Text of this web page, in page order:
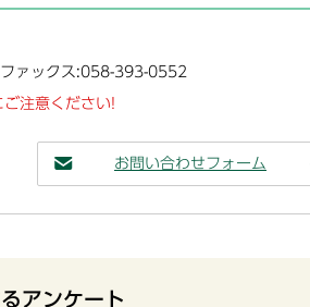
ファックス:058-393-0552
注意ください!
お問い合わせフォーム
アンケート